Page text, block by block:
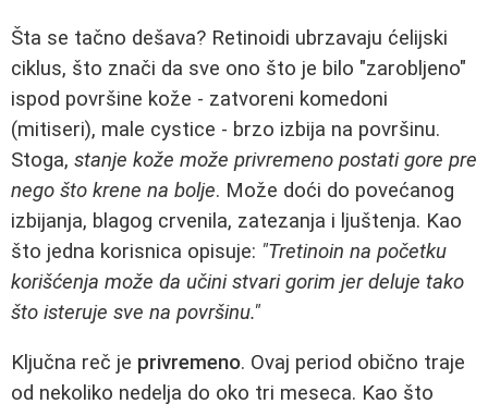
Šta se tačno dešava? Retinoidi ubrzavaju ćelijski
ciklus, što znači da sve ono što je bilo "zarobljeno"
ispod površine kože - zatvoreni komedoni
(mitiseri), male cystice - brzo izbija na površinu.
Stoga, stanje kože može privremeno postati gore pre
nego što krene na bolje. Može doći do povećanog
izbijanja, blagog crvenila, zatezanja i ljuštenja. Kao
što jedna korisnica opisuje: "Tretinoin na početku
korišćenja može da učini stvari gorim jer deluje tako
što isteruje sve na površinu."
Ključna reč je privremeno. Ovaj period obično traje
od nekoliko nedelja do oko tri meseca. Kao što